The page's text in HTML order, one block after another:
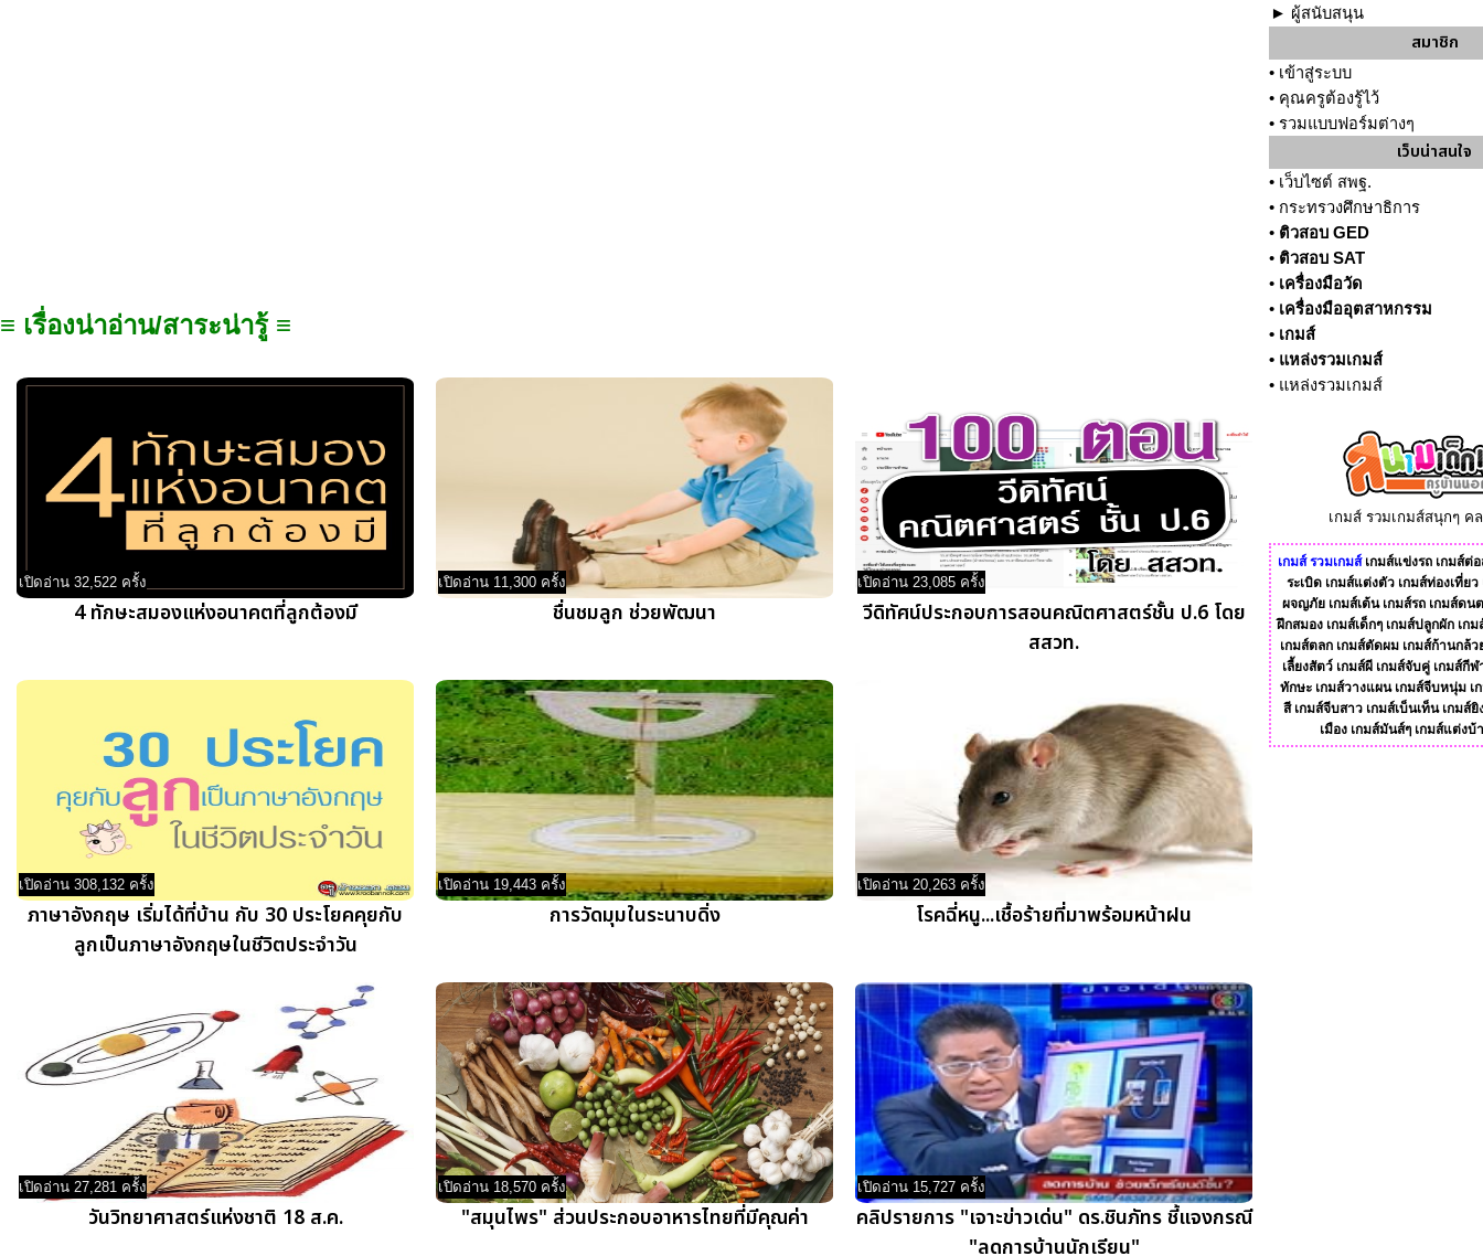
≡ เรื่องน่าอ่าน/สาระน่ารู้ ≡
เปิดอ่าน 32,522 ครั้ง
4 ทักษะสมองแห่งอนาคตที่ลูกต้องมี
เปิดอ่าน 11,300 ครั้ง
ชื่นชมลูก ช่วยพัฒนา
เปิดอ่าน 23,085 ครั้ง
วีดิทัศน์ประกอบการสอนคณิตศาสตร์ชั้น ป.6 โดย
สสวท.
เปิดอ่าน 308,132 ครั้ง
ภาษาอังกฤษ เริ่มได้ที่บ้าน กับ 30 ประโยคคุยกับ
ลูกเป็นภาษาอังกฤษในชีวิตประจำวัน
เปิดอ่าน 19,443 ครั้ง
การวัดมุมในระนาบดิ่ง
เปิดอ่าน 20,263 ครั้ง
โรคฉี่หนู...เชื้อร้ายที่มาพร้อมหน้าฝน
เปิดอ่าน 27,281 ครั้ง
วันวิทยาศาสตร์แห่งชาติ 18 ส.ค.
เปิดอ่าน 18,570 ครั้ง
"สมุนไพร" ส่วนประกอบอาหารไทยที่มีคุณค่า
เปิดอ่าน 15,727 ครั้ง
คลิปรายการ "เจาะข่าวเด่น" ดร.ชินภัทร ชี้แจงกรณี
"ลดการบ้านนักเรียน"
► ผู้สนับสนุน
สมาชิก
• เข้าสู่ระบบ
• คุณครูต้องรู้ไว้
• รวมแบบฟอร์มต่างๆ
เว็บน่าสนใจ
• เว็บไซต์ สพฐ.
• กระทรวงศึกษาธิการ
• ติวสอบ GED
• ติวสอบ SAT
• เครื่องมือวัด
• เครื่องมืออุตสาหกรรม
• เกมส์
• แหล่งรวมเกมส์
• แหล่งรวมเกมส์
เกมส์ รวมเกมส์สนุกๆ ค
เกมส์ รวมเกมส์ เกมส์แข่งรถ เกมส์ต่อ
ระเบิด เกมส์แต่งตัว เกมส์ท่องเที่ยว
ผจญภัย เกมส์เต้น เกมส์รถ เกมส์ดน
ฝึกสมอง เกมส์เด็กๆ เกมส์ปลูกผัก เก
เกมส์ตลก เกมส์ตัดผม เกมส์ก้านกล้ว
เลี้ยงสัตว์ เกมส์ผี เกมส์จับคู่ เกมส์กีฬ
ทักษะ เกมส์วางแผน เกมส์จีบหนุ่ม เ
สี เกมส์จีบสาว เกมส์เบ็นเท็น เกมส์ยิ
เมือง เกมส์มันส์ๆ เกมส์แต่งบ้